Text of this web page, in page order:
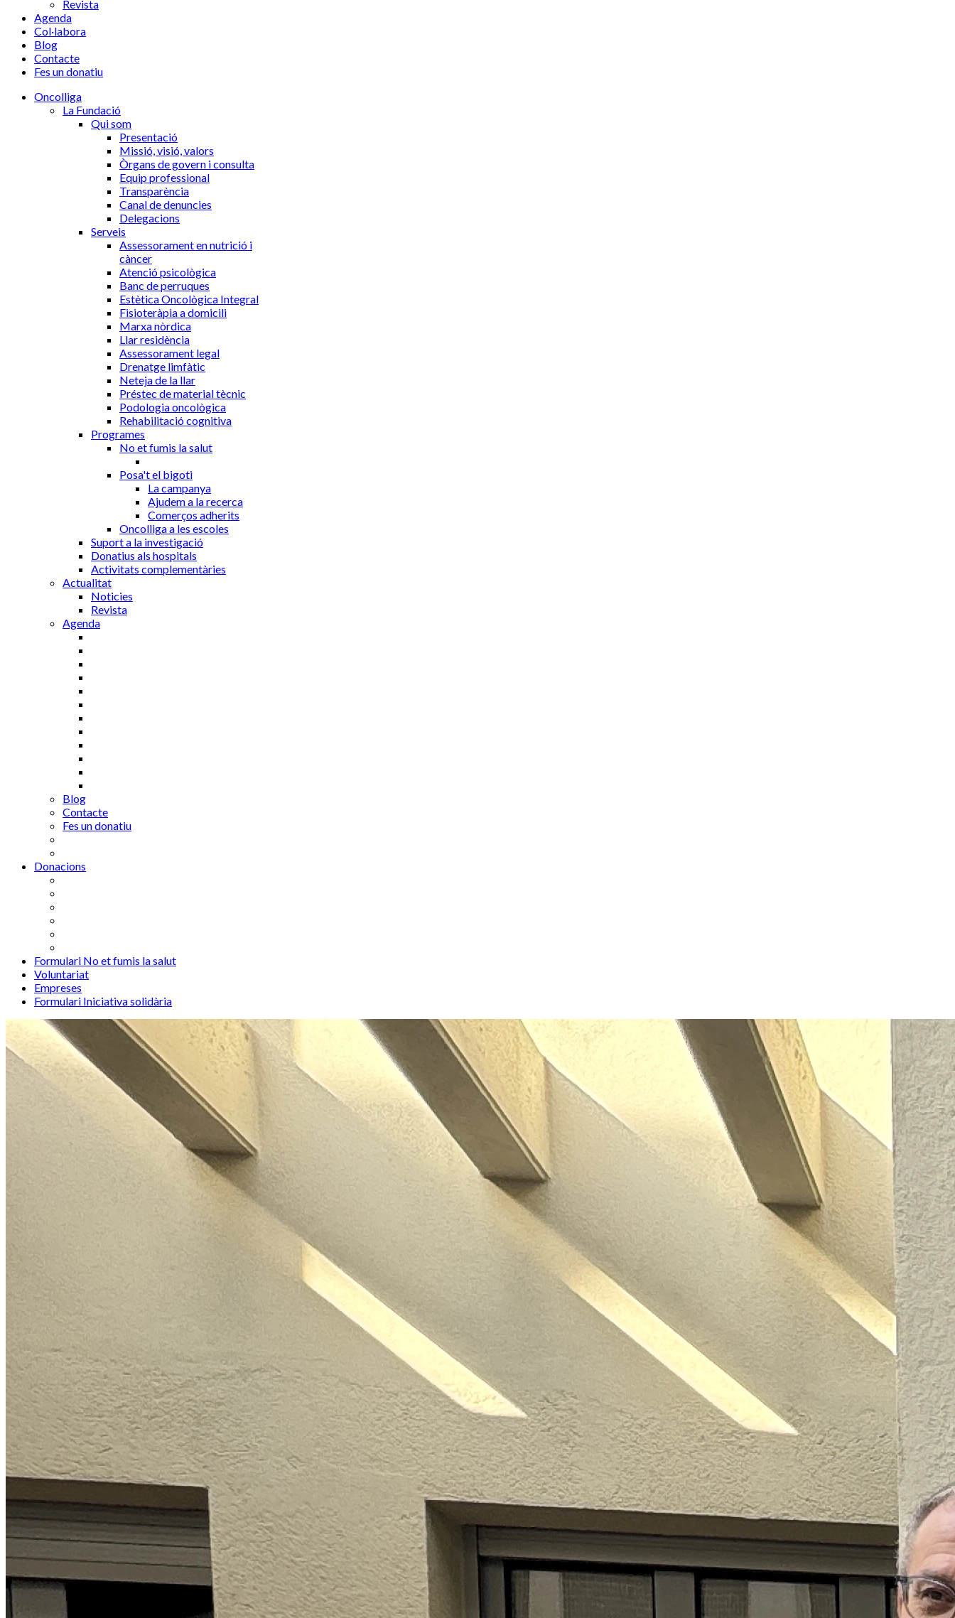
Revista
Agenda
Col·labora
Blog
Contacte
Fes un donatiu
Oncolliga
La Fundació
Qui som
Presentació
Missió, visió, valors
Òrgans de govern i consulta
Equip professional
Transparència
Canal de denuncies
Delegacions
Serveis
Assessorament en nutrició i
càncer
Atenció psicològica
Banc de perruques
Estètica Oncològica Integral
Fisioteràpia a domicili
Marxa nòrdica
Llar residència
Assessorament legal
Drenatge limfàtic
Neteja de la llar
Préstec de material tècnic
Podologia oncològica
Rehabilitació cognitiva
Programes
No et fumis la salut
Posa't el bigoti
La campanya
Ajudem a la recerca
Comerços adherits
Oncolliga a les escoles
Suport a la investigació
Donatius als hospitals
Activitats complementàries
Actualitat
Noticies
Revista
Agenda
Blog
Contacte
Fes un donatiu
Donacions
Formulari No et fumis la salut
Voluntariat
Empreses
Formulari Iniciativa solidària